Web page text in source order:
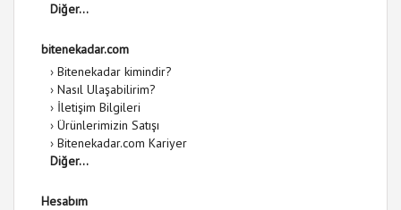
Diğer...
bitenekadar.com
› Bitenekadar kimindir?
› Nasıl Ulaşabilirim?
› İletişim Bilgileri
› Ürünlerimizin Satışı
› Bitenekadar.com Kariyer
Diğer...
Hesabım